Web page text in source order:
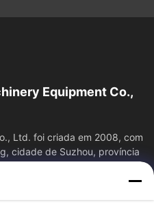
Equipment Co.,
Ltd. foi criada em 2008, com
cidade de Suzhou, província